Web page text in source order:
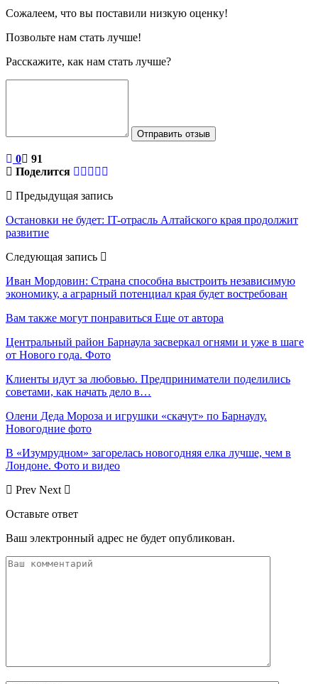
Сожалеем, что вы поставили низкую оценку!
Позвольте нам стать лучше!
Расскажите, как нам стать лучше?
Отправить отзыв
0
91
Поделится
Предыдущая запись
Остановки не будет: IT-отрасль Алтайского края продолжит
развитие
Следующая запись
Иван Мордовин: Страна способна выстроить независимую
экономику, а аграрный потенциал края будет востребован
Вам также могут понравиться Еще от автора
Центральный район Барнаула засверкал огнями и уже в шаге
от Нового года. Фото
Клиенты идут за любовью. Предприниматели поделились
советами, как начать дело в…
Олени Деда Мороза и игрушки «скачут» по Барнаулу.
Новогодние фото
В «Изумрудном» загорелась новогодняя елка лучше, чем в
Лондоне. Фото и видео
Prev Next
Оставьте ответ
Ваш электронный адрес не будет опубликован.